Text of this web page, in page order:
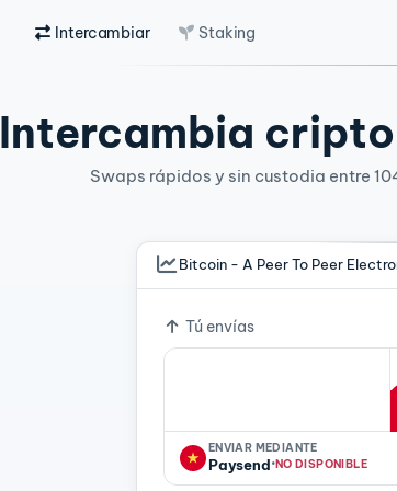
Intercambiar Staking
Intercambia
Swaps rápidos y sin custodia entre
Tipo de cambio
Bitcoin - A Peer To Peer
Tú envías
ENVIAR MEDIANTE
Paysend·NO DISPONIBLE